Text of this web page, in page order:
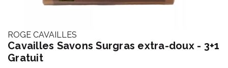
ROGE CAVAILLES
Cavailles Savons Surgras extra-doux - 3+1
Gratuit